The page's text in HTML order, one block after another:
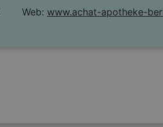
Web: www.achat-apotheke-